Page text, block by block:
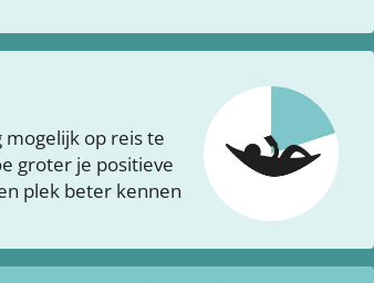
mogelijk op reis te
groter je positieve
plek beter kennen